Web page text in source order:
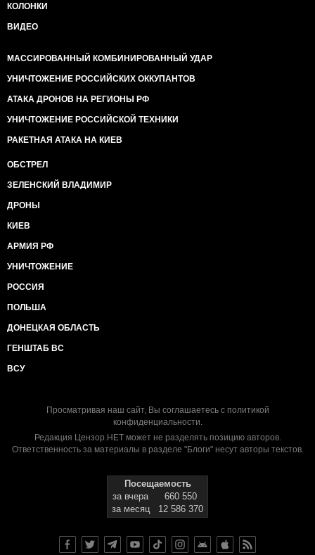
КОЛОНКИ
ВИДЕО
МАССИРОВАННЫЙ КОМБИНИРОВАННЫЙ УДАР
УНИЧТОЖЕНИЕ РОССИЙСКИХ ОККУПАНТОВ
АТАКА ДРОНОВ НА РЕГИОНЫ РФ
УНИЧТОЖЕНИЕ РОССИЙСКОЙ ТЕХНИКИ
РАКЕТНАЯ АТАКА НА КИЕВ
ОБСТРЕЛ
ЗЕЛЕНСКИЙ ВЛАДИМИР
ДРОНЫ
КИЕВ
АРМИЯ РФ
УНИЧТОЖЕНИЕ
РОССИЯ
ПОЛЬША
ДОНЕЦКАЯ ОБЛАСТЬ
ГЕНШТАБ ВС
ВСУ
Просматривая наш сайт, Вы соглашаетесь с политикой
конфиденциальности.
Редакция Цензор.НЕТ может не разделять позицию авторов.
Ответственность за материалы в разделе "Блоги" несут авторы текстов.
Посещаемость
за вчера
660 550
за месяц
12 586 370